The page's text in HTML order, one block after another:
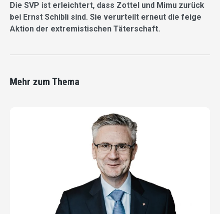
Die SVP ist erleichtert, dass Zottel und Mimu zurück
bei Ernst Schibli sind. Sie verurteilt erneut die feige
Aktion der extremistischen Täterschaft.
Mehr zum Thema